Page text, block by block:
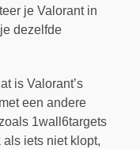
je Valorant in
dezelfde
is Valorant’s
een andere
1wall6targets
iets niet klopt,